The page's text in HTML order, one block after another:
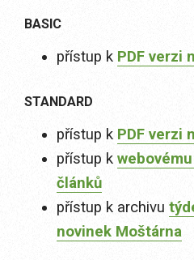
BASIC
přístup k PDF verzi
STANDARD
přístup k PDF verzi
přístup k
článků
přístup k archivu
novinek Moštárna